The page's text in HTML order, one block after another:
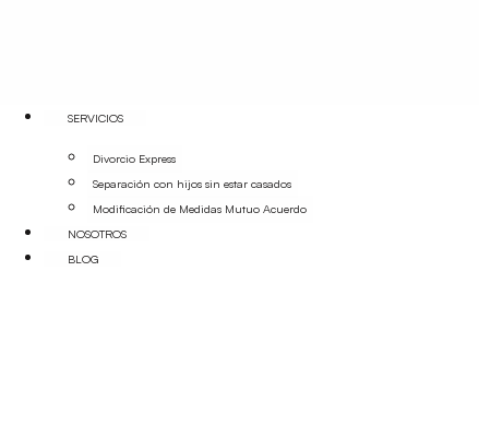
SERVICIOS
Divorcio Express
Separación con hijos sin estar casados
Modificación de Medidas Mutuo Acuerdo
NOSOTROS
BLOG